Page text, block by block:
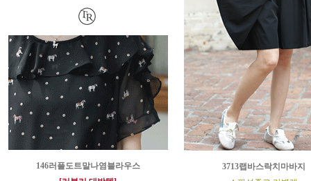
146러플도트말나염블라우스
3713랩바스락치마바지